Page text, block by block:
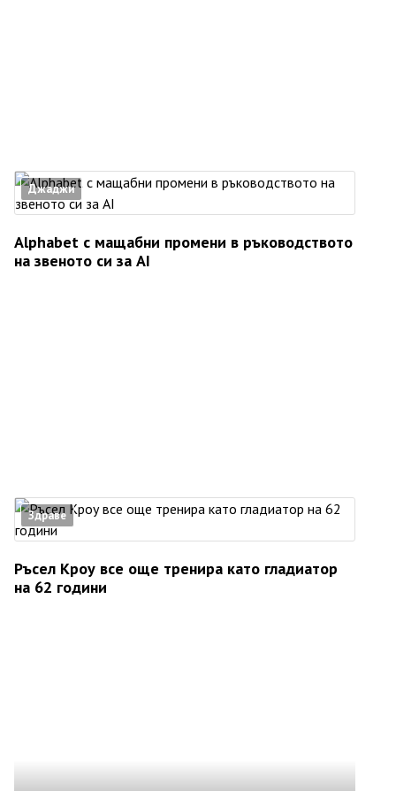
Джаджи
Alphabet с мащабни промени в ръководството
на звеното си за AI
Здраве
Ръсел Кроу все още тренира като гладиатор
на 62 години